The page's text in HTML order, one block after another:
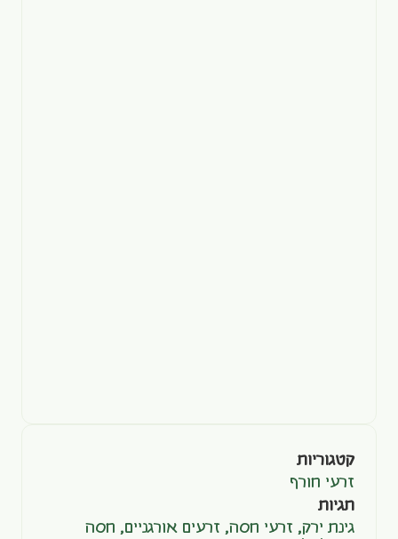
קטגוריות
זרעי חורף
תגיות
גינת ירק, זרעי חסה, זרעים אורגניים, חסה